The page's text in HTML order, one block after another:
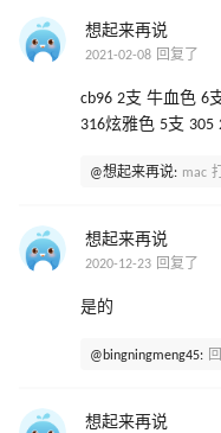
想起来再说
2021-02-08 回复了
cb96 2支 牛血色 6
316炫雅色 5支 305
@想起来再说: mac
想起来再说
2020-12-23 回复了
是的
@bingningmeng45:
想起来再说